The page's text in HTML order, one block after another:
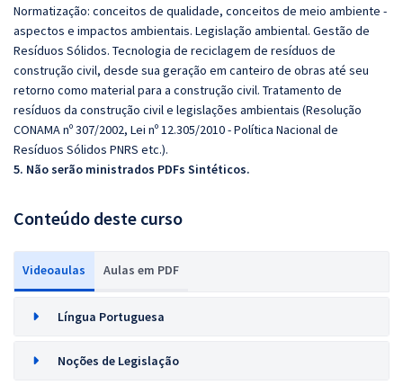
Normatização: conceitos de qualidade, conceitos de meio ambiente -
aspectos e impactos ambientais. Legislação ambiental. Gestão de
Resíduos Sólidos. Tecnologia de reciclagem de resíduos de
construção civil, desde sua geração em canteiro de obras até seu
retorno como material para a construção civil. Tratamento de
resíduos da construção civil e legislações ambientais (Resolução
CONAMA nº 307/2002, Lei nº 12.305/2010 - Política Nacional de
Resíduos Sólidos PNRS etc.).
5. Não serão ministrados PDFs Sintéticos.
Conteúdo deste curso
Videoaulas Aulas em PDF
Língua Portuguesa
Noções de Legislação